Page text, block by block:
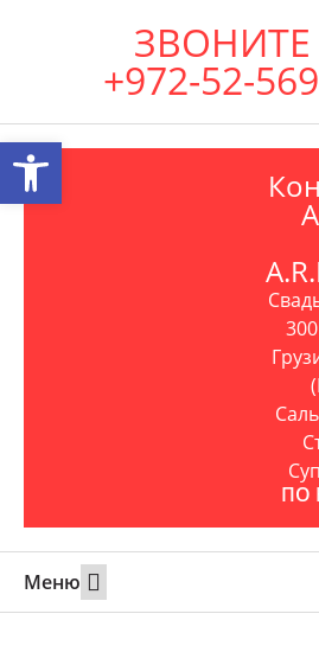
ЗВОНИТЕ
+972-52-
ПО
Меню
Открыть панель инструментов